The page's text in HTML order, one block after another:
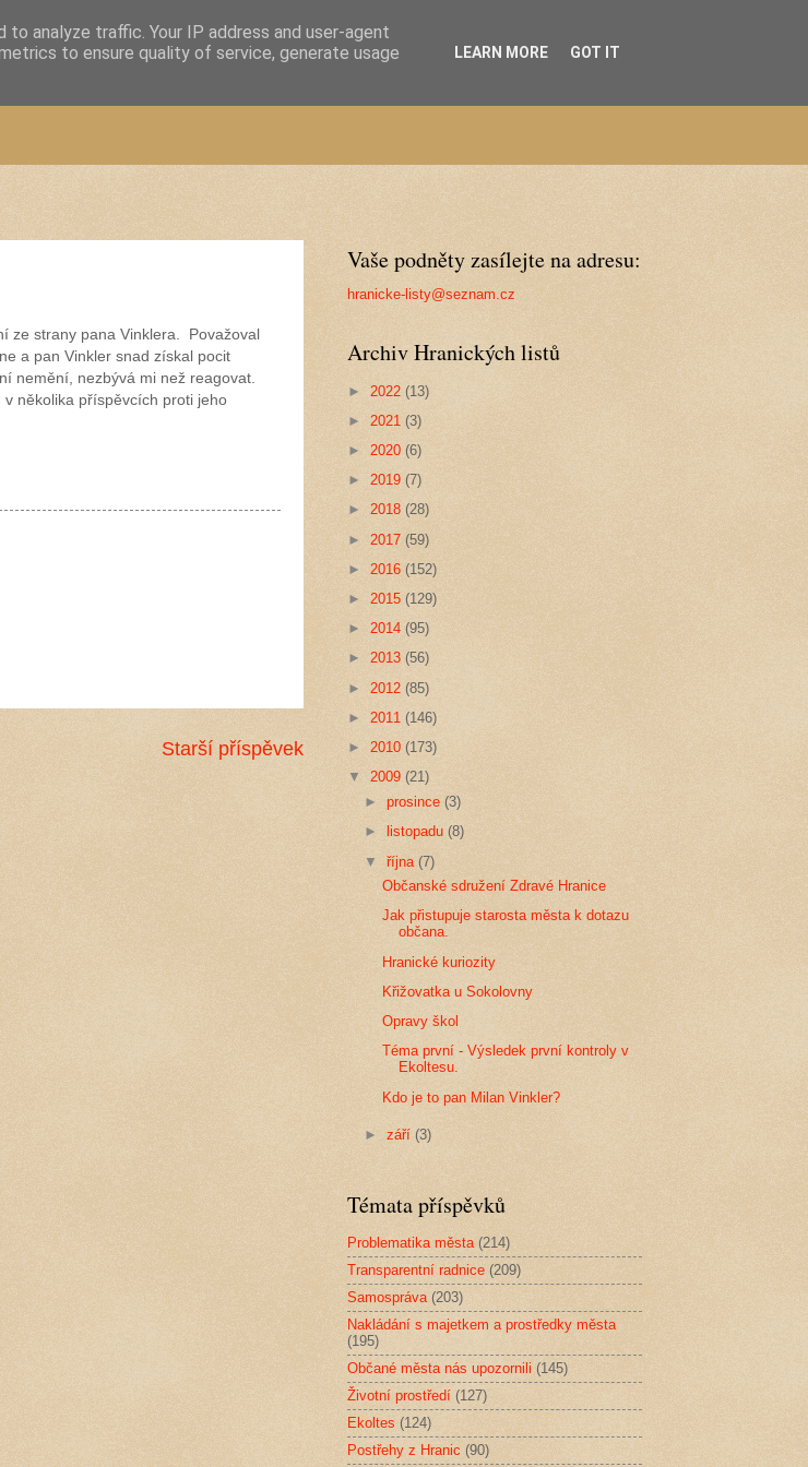
ze strany pana Vinklera. Považoval
a pan Vinkler snad získal pocit
nemění, nezbývá mi než reagovat.
několika příspěvcích proti jeho
Starší příspěvek
Vaše podněty zasílejte na adresu:
hranicke-listy@seznam.cz
Archiv Hranických listů
► 2022 (13)
► 2021 (3)
► 2020 (6)
► 2019 (7)
► 2018 (28)
► 2017 (59)
► 2016 (152)
► 2015 (129)
► 2014 (95)
► 2013 (56)
► 2012 (85)
► 2011 (146)
► 2010 (173)
▼ 2009 (21)
►prosince(3)
►
listopadu(8)
▼října(7)
Občanské sdružení Zdravé Hranice
Jak přistupuje starosta města k dotazu
občana.
Hranické kuriozity
Křižovatka u Sokolovny
Opravy škol
Téma první - Výsledek první kontroly v
Ekoltesu.
Kdo je to pan Milan Vinkler?
►září(3)
Témata příspěvků
Problematika města (214)
Transparentní radnice (209)
Samospráva (203)
Nakládání s majetkem a prostředky města
(195)
Občané města nás upozornili (145)
Životní prostředí (127)
Ekoltes (124)
Postřehy z Hranic (90)
analyze traffic. Your IP address and user-agent
to ensure quality of service, generate usage
LEARN MORE GOT IT